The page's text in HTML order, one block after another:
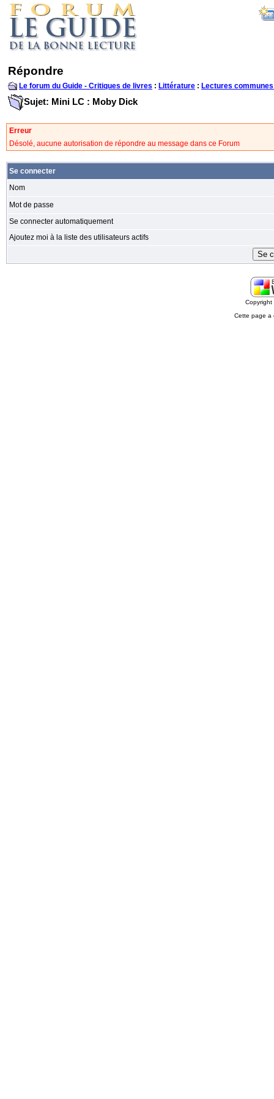
Répondre
Le forum du Guide - Critiques de livres : Littérature : Lectures
Sujet: Mini LC : Moby Dick
Erreur
Désolé, aucune autorisation de répondre au message dans ce Forum
Se connecter
Nom
Mot de passe
Se connecter automatiquement
Ajoutez moi à la liste des utilisateurs actifs
Cette page a